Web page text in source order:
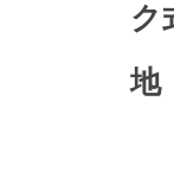
ク
地